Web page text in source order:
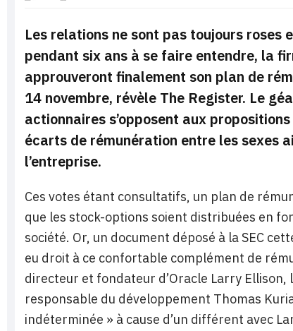
Les relations ne sont pas toujours roses
pendant six ans à se faire entendre, la
approuveront finalement son plan de
14 novembre, révèle The Register. Le
actionnaires s’opposent aux
écarts de rémunération entre les sexes
l’entreprise.
Ces votes étant consultatifs, un plan de
que les stock-options soient distribuées en
société. Or, un document déposé à la SEC
eu droit à ce confortable complément de
directeur et fondateur d’Oracle Larry Ellison,
responsable du développement Thomas
indéterminée » à cause d’un différent avec